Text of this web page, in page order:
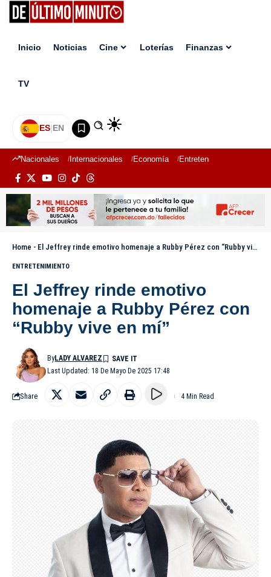
Inicio Noticias Cine Loterías Finanzas
TV
ES|EN
Nacionales Internacionales Economía Entretenimiento
Home - El Jeffrey rinde emotivo homenaje a Rubby Pérez con “Rubby vive en mí”
ENTRETENIMIENTO
El Jeffrey rinde emotivo
homenaje a Rubby Pérez con
“Rubby vive en mí”
Last Updated: 18 De Mayo De 2025 17:48
ByLADY ALVAREZ
Share 4 Min Read